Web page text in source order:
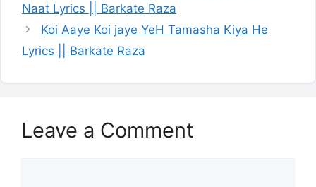
Naat Lyrics || Barkate Raza
Koi Aaye Koi jaye YeH Tamasha Kiya He
Lyrics || Barkate Raza
Leave a Comment